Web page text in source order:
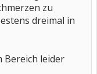
zu
dreimal in
Bereich leider